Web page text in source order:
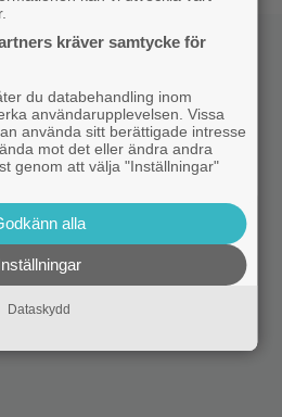
kräver samtycke för
du databehandling inom
användarupplevelsen. Vissa
använda sitt berättigade intresse
mot det eller ändra andra
genom att välja "Inställningar"
alla
Dataskydd